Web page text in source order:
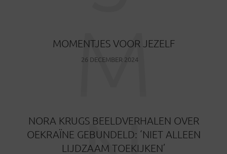
MOMENTJES VOOR JEZELF
26 DECEMBER 2024
M
NORA KRUGS BEELDVERHALEN OVER
OEKRAÏNE GEBUNDELD: ‘NIET ALLEEN
LIJDZAAM TOEKIJKEN’